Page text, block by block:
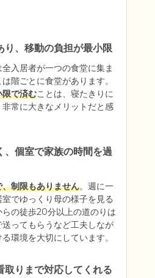
り、移動の負担が最小限
入居者が一つの食堂に集ま
階ごとに食堂があります。
で済むことは、寝たきりに
常に大きなメリットだと感
、個室で家族の時間を過
制限もありません。週に一
でゆっくり母の様子を見る
の徒歩20分以上の道のりは
ってもらうなど工夫しなが
環境を大切にしています。
取りまで対応してくれる